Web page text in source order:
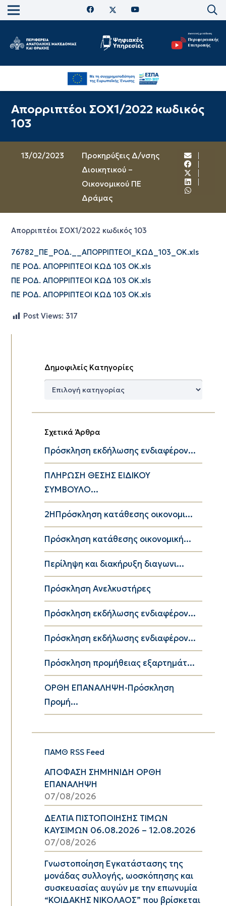
Απορριπτέοι ΣΟΧ1/2022 κωδικός
103
13/02/2023
Προκηρύξεις Δ/νσης
Διοικητικού –
Οικονομικού ΠΕ
Δράμας
Απορριπτέοι ΣΟΧ1/2022 κωδικός 103
76782_ΠΕ_ΡΟΔ.__ΑΠΟΡΡΙΠΤΕΟΙ_ΚΩΔ_103_ΟΚ.xls
ΠΕ ΡΟΔ. ΑΠΟΡΡΙΠΤΕΟΙ ΚΩΔ 103 ΟΚ.xls
ΠΕ ΡΟΔ. ΑΠΟΡΡΙΠΤΕΟΙ ΚΩΔ 103 ΟΚ.xls
ΠΕ ΡΟΔ. ΑΠΟΡΡΙΠΤΕΟΙ ΚΩΔ 103 ΟΚ.xls
Post Views: 317
Δημοφιλείς Κατηγορίες
Δημοφιλείς
Σχετικά Άρθρα
Πρόσκληση εκδήλωσης ενδιαφέρον...
ΠΛΗΡΩΣΗ ΘΕΣΗΣ ΕΙΔΙΚΟΥ
ΣΥΜΒΟΥΛΟ...
2ΗΠρόσκληση κατάθεσης οικονομι...
Πρόσκληση κατάθεσης οικονομική...
Περίληψη και διακήρυξη διαγωνι...
Πρόσκληση Ανελκυστήρες
Πρόσκληση εκδήλωσης ενδιαφέρον...
Πρόσκληση εκδήλωσης ενδιαφέρον...
Πρόσκληση προμήθειας εξαρτημάτ...
ΟΡΘΗ ΕΠΑΝΑΛΗΨΗ-Πρόσκληση
Προμή...
ΠΑΜΘ RSS Feed
ΑΠΟΦΑΣΗ ΣΗΜΗΝΙΔΗ ΟΡΘΗ
ΕΠΑΝΑΛΗΨΗ
07/08/2026
ΔΕΛΤΙΑ ΠΙΣΤΟΠΟΙΗΣΗΣ ΤΙΜΩΝ
ΚΑΥΣΙΜΩΝ 06.08.2026 – 12.08.2026
07/08/2026
Γνωστοποίηση Εγκατάστασης της
μονάδας συλλογής, ωοσκόπησης και
συσκευασίας αυγών με την επωνυμία
“ΚΟΙΔΑΚΗΣ ΝΙΚΟΛΑΟΣ” που βρίσκεται